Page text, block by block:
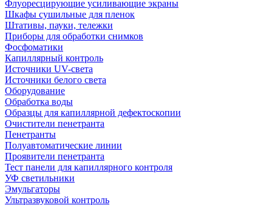
Флуоресцирующие усиливающие экраны
Шкафы сушильные для пленок
Штативы, пауки, тележки
Приборы для обработки снимков
Фосфоматики
Капиллярный контроль
Источники UV-света
Источники белого света
Оборудование
Обработка воды
Образцы для капиллярной дефектоскопии
Очистители пенетранта
Пенетранты
Полуавтоматические линии
Проявители пенетранта
Тест панели для капиллярного контроля
УФ светильники
Эмульгаторы
Ультразвуковой контроль